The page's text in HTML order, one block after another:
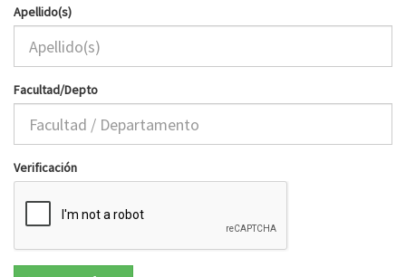
Apellido(s)
Facultad/Depto
Verificación